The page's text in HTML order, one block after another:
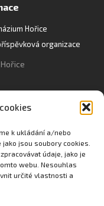
k ukládání a/nebo
jsou soubory cookies.
údaje, jako je
webu. Nesouhlas
určité vlastnosti a
Hořice
organizace
022
údajů:
4808 430 04